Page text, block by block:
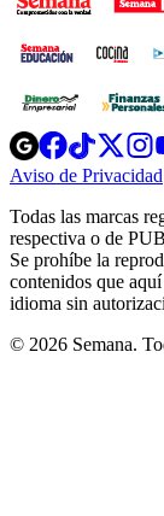
Opens
in
new
Opens
in
new
in
new
Aviso de Privacidad
Todas las marcas
respectiva o de
Se prohíbe la
contenidos que
idioma sin
© 2026 Semana.